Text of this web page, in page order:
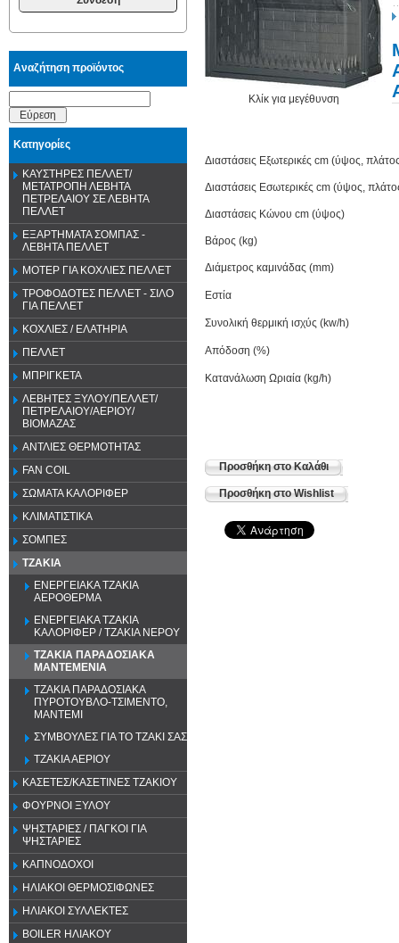
Αναζήτηση προϊόντος
Εύρεση
Κατηγορίες
ΚΑΥΣΤΗΡΕΣ ΠΕΛΛΕΤ/
ΜΕΤΑΤΡΟΠΗ ΛΕΒΗΤΑ
ΠΕΤΡΕΛΑΙΟΥ ΣΕ ΛΕΒΗΤΑ
ΠΕΛΛΕΤ
ΕΞΑΡΤΗΜΑΤΑ ΣΟΜΠΑΣ -
ΛΕΒΗΤΑ ΠΕΛΛΕΤ
ΜΟΤΕΡ ΓΙΑ ΚΟΧΛΙΕΣ ΠΕΛΛΕΤ
ΤΡΟΦΟΔΟΤΕΣ ΠΕΛΛΕΤ - ΣΙΛΟ
ΓΙΑ ΠΕΛΛΕΤ
ΚΟΧΛΙΕΣ / ΕΛΑΤΗΡΙΑ
ΠΕΛΛΕΤ
ΜΠΡΙΓΚΕΤΑ
ΛΕΒΗΤΕΣ ΞΥΛΟΥ/ΠΕΛΛΕΤ/
ΠΕΤΡΕΛΑΙΟΥ/ΑΕΡΙΟΥ/
ΒΙΟΜΑΖΑΣ
ΑΝΤΛΙΕΣ ΘΕΡΜΟΤΗΤΑΣ
FAN COIL
ΣΩΜΑΤΑ ΚΑΛΟΡΙΦΕΡ
ΚΛΙΜΑΤΙΣΤΙΚΑ
ΣΟΜΠΕΣ
ΤΖΑΚΙΑ
ΕΝΕΡΓΕΙΑΚΑ ΤΖΑΚΙΑ
ΑΕΡΟΘΕΡΜΑ
ΕΝΕΡΓΕΙΑΚΑ ΤΖΑΚΙΑ
ΚΑΛΟΡΙΦΕΡ / ΤΖΑΚΙΑ ΝΕΡΟΥ
ΤΖΑΚΙΑ ΠΑΡΑΔΟΣΙΑΚΑ
ΜΑΝΤΕΜΕΝΙΑ
ΤΖΑΚΙΑ ΠΑΡΑΔΟΣΙΑΚΑ
ΠΥΡΟΤΟΥΒΛΟ-ΤΣΙΜΕΝΤΟ,
ΜΑΝΤΕΜΙ
ΣΥΜΒΟΥΛΕΣ ΓΙΑ ΤΟ ΤΖΑΚΙ ΣΑΣ
ΤΖΑΚΙΑ ΑΕΡΙΟΥ
ΚΑΣΕΤΕΣ/ΚΑΣΕΤΙΝΕΣ ΤΖΑΚΙΟΥ
ΦΟΥΡΝΟΙ ΞΥΛΟΥ
ΨΗΣΤΑΡΙΕΣ / ΠΑΓΚΟΙ ΓΙΑ
ΨΗΣΤΑΡΙΕΣ
ΚΑΠΝΟΔΟΧΟΙ
ΗΛΙΑΚΟΙ ΘΕΡΜΟΣΙΦΩΝΕΣ
ΗΛΙΑΚΟΙ ΣΥΛΛΕΚΤΕΣ
BOILER ΗΛΙΑΚΟΥ
Κλίκ για μεγέθυνση
Διαστάσεις Εξωτερικές cm (ύψος,
Διαστάσεις Εσωτερικές cm (ύψος,
Διαστάσεις Κώνου cm (ύψος)
Βάρος (kg)
Διάμετρος καμινάδας (mm)
Εστία
Συνολική θερμική ισχύς (kw/h)
Απόδοση (%)
Κατανάλωση Ωριαία (kg/h)
Προσθήκη στο Καλάθι
Προσθήκη στο Wishlist